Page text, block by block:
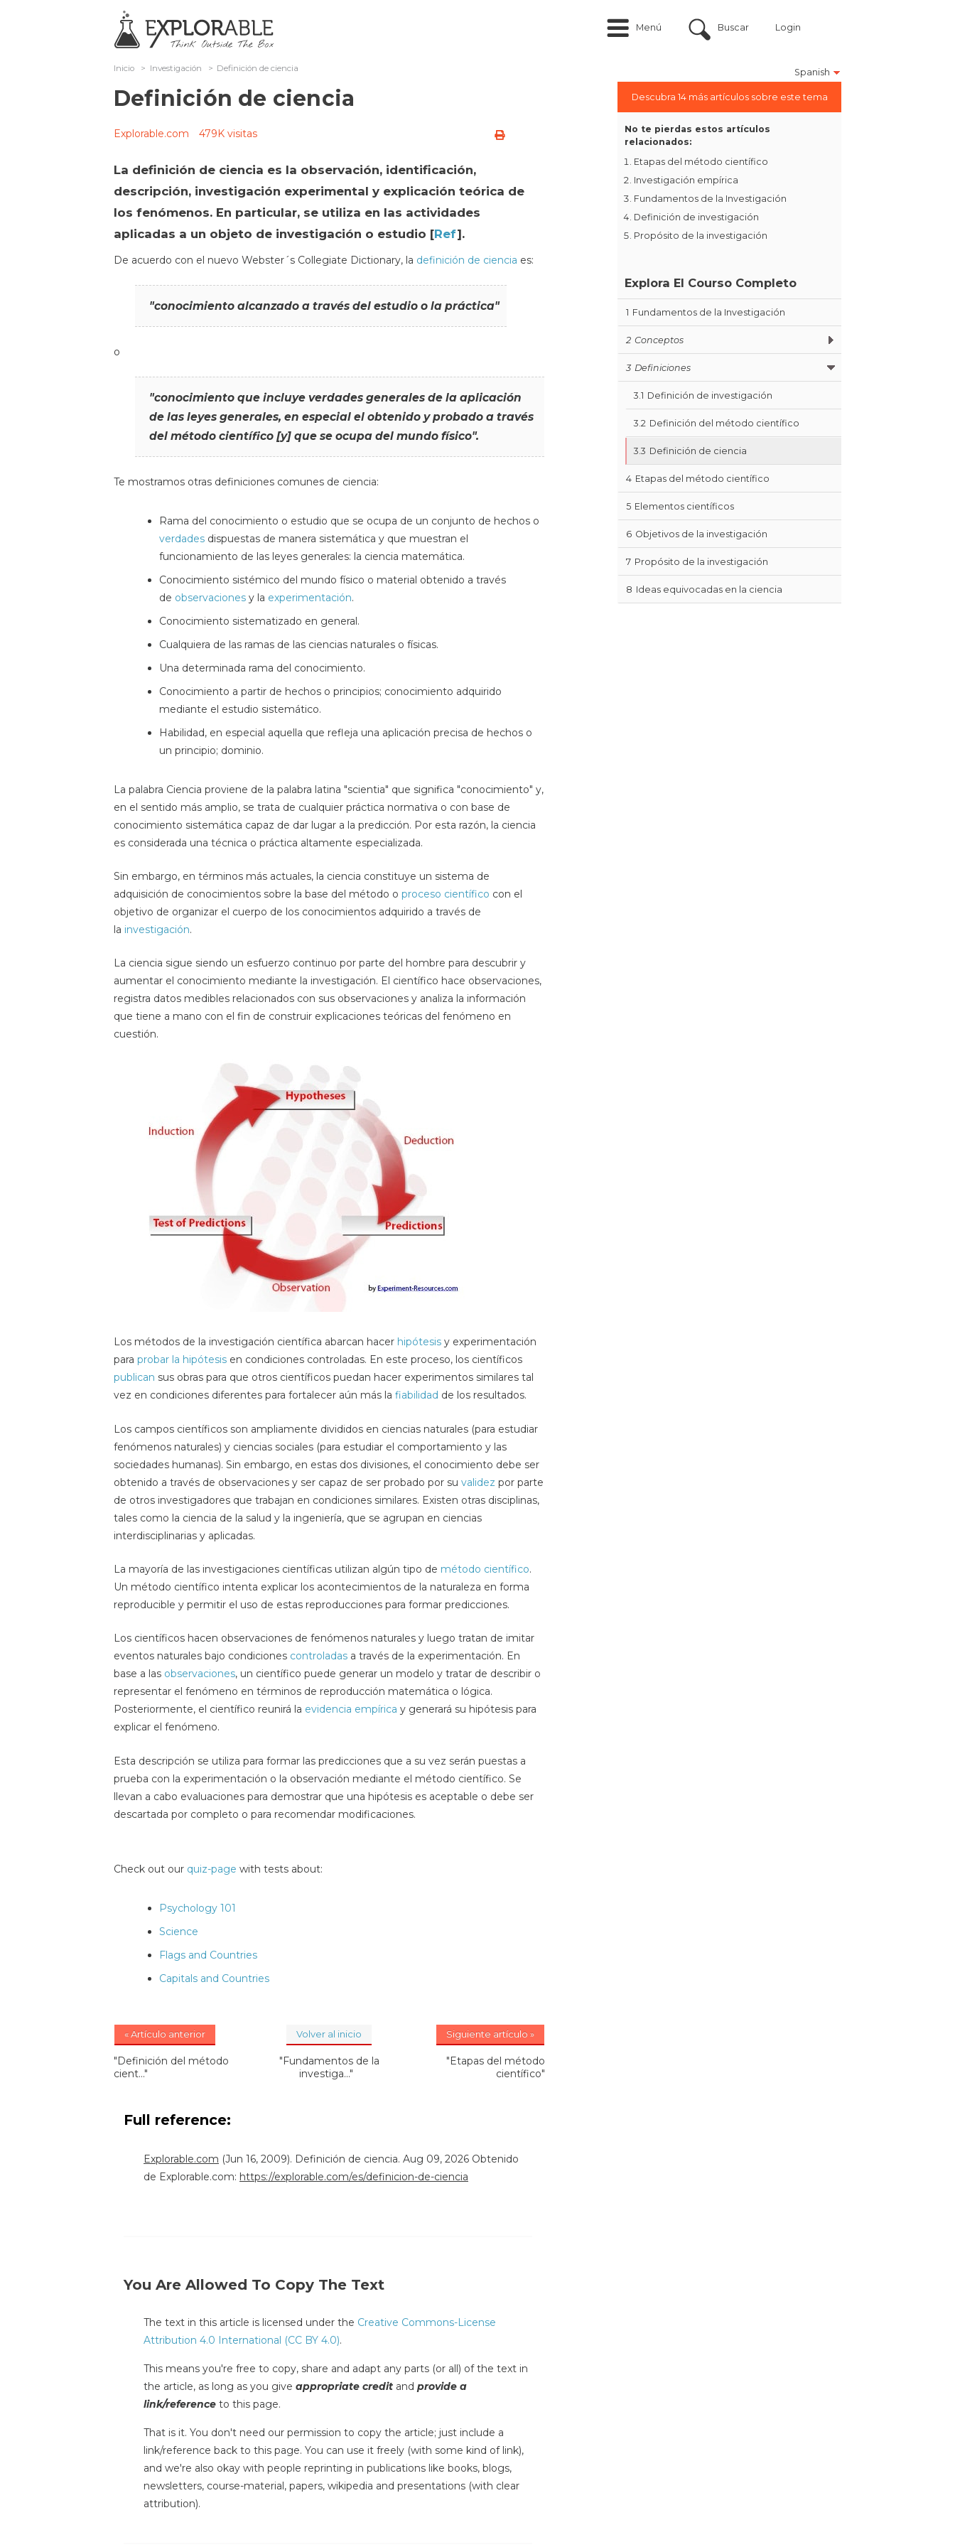
Menú Buscar Login
Spanish
Inicio > Investigación > Definición de ciencia
Definición de ciencia
Explorable.com 479K visitas
La definición de ciencia es la observación, identificación,
descripción, investigación experimental y explicación teórica de
los fenómenos. En particular, se utiliza en las actividades
aplicadas a un objeto de investigación o estudio [Ref].
De acuerdo con el nuevo Webster´s Collegiate Dictionary, la definición de ciencia es:
"conocimiento alcanzado a través del estudio o la práctica"
o
"conocimiento que incluye verdades generales de la aplicación
de las leyes generales, en especial el obtenido y probado a través
del método científico [y] que se ocupa del mundo físico".
Te mostramos otras definiciones comunes de ciencia:
Rama del conocimiento o estudio que se ocupa de un conjunto de hechos o
verdades dispuestas de manera sistemática y que muestran el
funcionamiento de las leyes generales: la ciencia matemática.
Conocimiento sistémico del mundo físico o material obtenido a través
de observaciones y la experimentación.
Conocimiento sistematizado en general.
Cualquiera de las ramas de las ciencias naturales o físicas.
Una determinada rama del conocimiento.
Conocimiento a partir de hechos o principios; conocimiento adquirido
mediante el estudio sistemático.
Habilidad, en especial aquella que refleja una aplicación precisa de hechos o
un principio; dominio.
La palabra Ciencia proviene de la palabra latina "scientia" que significa "conocimiento" y,
en el sentido más amplio, se trata de cualquier práctica normativa o con base de
conocimiento sistemática capaz de dar lugar a la predicción. Por esta razón, la ciencia
es considerada una técnica o práctica altamente especializada.
Sin embargo, en términos más actuales, la ciencia constituye un sistema de
adquisición de conocimientos sobre la base del método o proceso científico con el
objetivo de organizar el cuerpo de los conocimientos adquirido a través de
la investigación.
La ciencia sigue siendo un esfuerzo continuo por parte del hombre para descubrir y
aumentar el conocimiento mediante la investigación. El científico hace observaciones,
registra datos medibles relacionados con sus observaciones y analiza la información
que tiene a mano con el fin de construir explicaciones teóricas del fenómeno en
cuestión.
Los métodos de la investigación científica abarcan hacer hipótesis y experimentación
para probar la hipótesis en condiciones controladas. En este proceso, los científicos
publican sus obras para que otros científicos puedan hacer experimentos similares tal
vez en condiciones diferentes para fortalecer aún más la fiabilidad de los resultados.
Los campos científicos son ampliamente divididos en ciencias naturales (para estudiar
fenómenos naturales) y ciencias sociales (para estudiar el comportamiento y las
sociedades humanas). Sin embargo, en estas dos divisiones, el conocimiento debe ser
obtenido a través de observaciones y ser capaz de ser probado por su validez por parte
de otros investigadores que trabajan en condiciones similares. Existen otras disciplinas,
tales como la ciencia de la salud y la ingeniería, que se agrupan en ciencias
interdisciplinarias y aplicadas.
La mayoría de las investigaciones científicas utilizan algún tipo de método científico.
Un método científico intenta explicar los acontecimientos de la naturaleza en forma
reproducible y permitir el uso de estas reproducciones para formar predicciones.
Los científicos hacen observaciones de fenómenos naturales y luego tratan de imitar
eventos naturales bajo condiciones controladas a través de la experimentación. En
base a las observaciones, un científico puede generar un modelo y tratar de describir o
representar el fenómeno en términos de reproducción matemática o lógica.
Posteriormente, el científico reunirá la evidencia empírica y generará su hipótesis para
explicar el fenómeno.
Esta descripción se utiliza para formar las predicciones que a su vez serán puestas a
prueba con la experimentación o la observación mediante el método científico. Se
llevan a cabo evaluaciones para demostrar que una hipótesis es aceptable o debe ser
descartada por completo o para recomendar modificaciones.
Check out our quiz-page with tests about:
Psychology 101
Science
Flags and Countries
Capitals and Countries
« Artículo anterior
"Definición del método
cient..."
Volver al inicio
"Fundamentos de la
investiga..."
Siguiente artículo »
"Etapas del método
científico"
Full reference:
Explorable.com (Jun 16, 2009). Definición de ciencia. Aug 09, 2026 Obtenido
de Explorable.com: https://explorable.com/es/definicion-de-ciencia
You Are Allowed To Copy The Text
The text in this article is licensed under the Creative Commons-License
Attribution 4.0 International (CC BY 4.0).
This means you're free to copy, share and adapt any parts (or all) of the text in
the article, as long as you give appropriate credit and provide a
link/reference to this page.
That is it. You don't need our permission to copy the article; just include a
link/reference back to this page. You can use it freely (with some kind of link),
and we're also okay with people reprinting in publications like books, blogs,
newsletters, course-material, papers, wikipedia and presentations (with clear
attribution).
Descubra 14 más artículos sobre este tema
No te pierdas estos artículos
relacionados:
Etapas del método científico
Investigación empírica
Fundamentos de la Investigación
Definición de investigación
Propósito de la investigación
Explora El Courso Completo
1 Fundamentos de la Investigación
2 Conceptos
3 Definiciones
3.1 Definición de investigación
3.2 Definición del método científico
3.3 Definición de ciencia
4 Etapas del método científico
5 Elementos científicos
6 Objetivos de la investigación
7 Propósito de la investigación
8 Ideas equivocadas en la ciencia